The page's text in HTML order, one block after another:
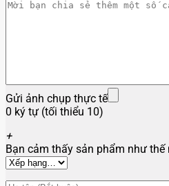
Gửi ảnh chụp thực tế
0 ký tự (tối thiểu 10)
+
Bạn cảm thấy sản phẩm như thế